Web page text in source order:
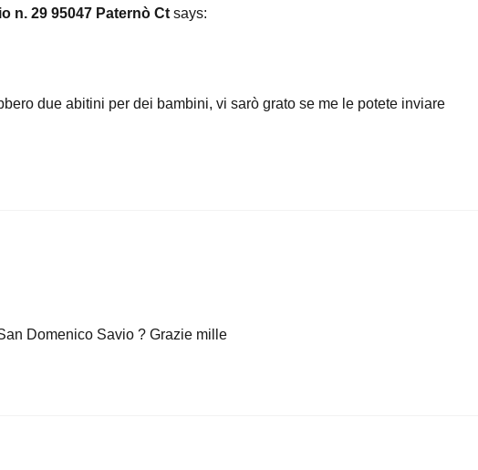
n. 29 95047 Paternò Ct says:
due abitini per dei bambini, vi sarò grato se me le potete inviare
Domenico Savio ? Grazie mille